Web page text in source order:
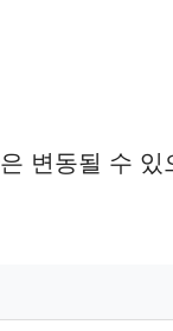
변동될 수